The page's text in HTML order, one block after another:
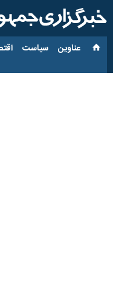
عناوین‌ سیاست